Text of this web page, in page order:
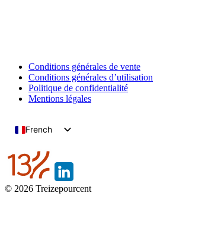
Conditions générales de vente
Conditions générales d’utilisation
Politique de confidentialité
Mentions légales
French
English
© 2026 Treizepourcent